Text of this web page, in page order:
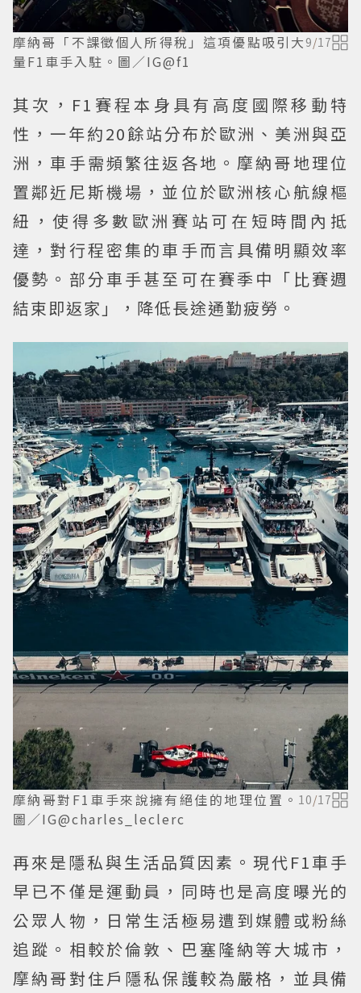
摩納哥「不課徵個人所得稅」這項優點吸引大
量F1車手入駐。圖／IG@f1
9/17
其次，F1賽程本身具有高度國際移動特
性，一年約20餘站分布於歐洲、美洲與亞
洲，車手需頻繁往返各地。摩納哥地理位
置鄰近尼斯機場，並位於歐洲核心航線樞
紐，使得多數歐洲賽站可在短時間內抵
達，對行程密集的車手而言具備明顯效率
優勢。部分車手甚至可在賽季中「比賽週
結束即返家」，降低長途通勤疲勞。
摩納哥對F1車手來說擁有絕佳的地理位置。
圖／IG@charles_leclerc
10/17
再來是隱私與生活品質因素。現代F1車手
早已不僅是運動員，同時也是高度曝光的
公眾人物，日常生活極易遭到媒體或粉絲
追蹤。相較於倫敦、巴塞隆納等大城市，
摩納哥對住戶隱私保護較為嚴格，並具備